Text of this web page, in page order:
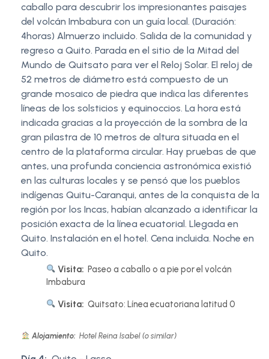
caballo para descubrir los impresionantes paisajes
del volcán Imbabura con un guía local. (Duración:
4horas) Almuerzo incluido. Salida de la comunidad y
regreso a Quito. Parada en el sitio de la Mitad del
Mundo de Quitsato para ver el Reloj Solar. El reloj de
52 metros de diámetro está compuesto de un
grande mosaico de piedra que indica las diferentes
líneas de los solsticios y equinoccios. La hora está
indicada gracias a la proyección de la sombra de la
gran pilastra de 10 metros de altura situada en el
centro de la plataforma circular. Hay pruebas de que
antes, una profunda conciencia astronómica existió
en las culturas locales y se pensó que los pueblos
indígenas Quitu-Caranqui, antes de la conquista de la
región por los Incas, habían alcanzado a identificar la
posición exacta de la línea ecuatorial. Llegada en
Quito. Instalación en el hotel. Cena incluida. Noche en
Quito.
Visita: Paseo a caballo o a pie por el volcán
Imbabura
Visita: Quitsato: Línea ecuatoriana latitud 0
Alojamiento: Hotel Reina Isabel (o similar)